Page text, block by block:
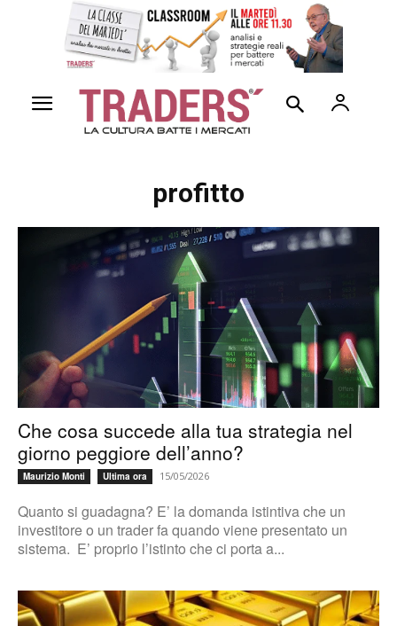
profitto
Che cosa succede alla tua strategia nel
giorno peggiore dell’anno?
Maurizio Monti Ultima ora 15/05/2026
Quanto si guadagna? E’ la domanda istintiva che un
investitore o un trader fa quando viene presentato un
sistema. E’ proprio l’istinto che ci porta a...